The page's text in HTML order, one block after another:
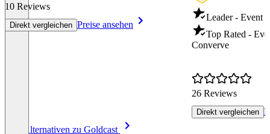
10 Reviews
Direkt vergleichen Preise ansehen
Leader - Event
Top Rated -
Converve
26 Reviews
Direkt vergleichen
Alle Alternativen zu Goldcast